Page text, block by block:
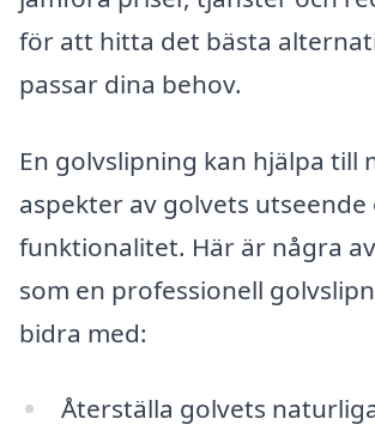
för att hitta det bästa
passar dina behov.
En golvslipning kan hjälpa till
aspekter av golvets utseende
funktionalitet. Här är några
som en professionell
bidra med:
Återställa golvets